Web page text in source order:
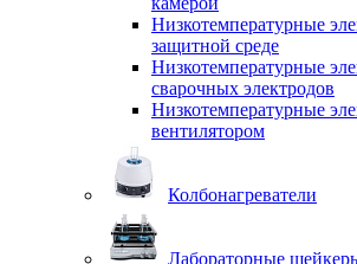
Низкотемпературные
защитной среде
Низкотемпературные
cварочных электродов
Низкотемпературные
вентилятором
Колбонагреватели
Лабораторные